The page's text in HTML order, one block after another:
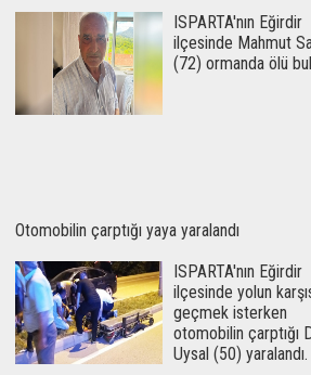
ISPARTA'nın Eğirdir
ilçesinde Mahmut
(72) ormanda ölü
Otomobilin çarptığı yaya yaralandı
ISPARTA'nın Eğirdir
ilçesinde yolun
geçmek isterken
otomobilin çarptığı
Uysal (50) yaralandı.